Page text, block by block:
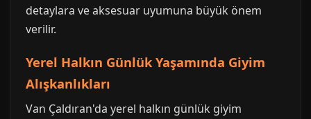
detaylara ve aksesuar uyumuna büyük önem
verilir.
Yerel Halkın Günlük Yaşamında Giyim
Alışkanlıkları
Van Çaldıran'da yerel halkın günlük giyim